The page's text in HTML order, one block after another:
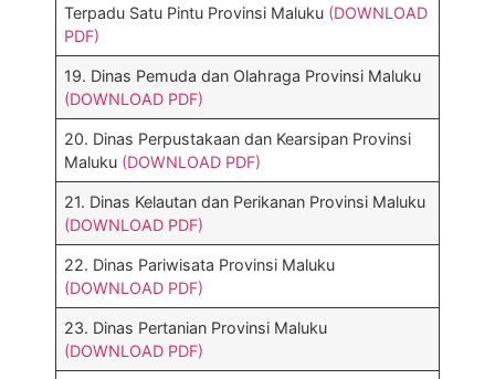
Terpadu Satu Pintu Provinsi Maluku (DOWNLOAD
PDF)
19. Dinas Pemuda dan Olahraga Provinsi Maluku
(DOWNLOAD PDF)
20. Dinas Perpustakaan dan Kearsipan Provinsi
Maluku (DOWNLOAD PDF)
21. Dinas Kelautan dan Perikanan Provinsi Maluku
(DOWNLOAD PDF)
22. Dinas Pariwisata Provinsi Maluku
(DOWNLOAD PDF)
23. Dinas Pertanian Provinsi Maluku
(DOWNLOAD PDF)